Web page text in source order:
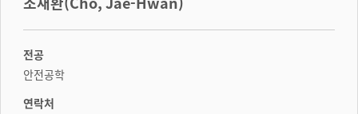
전공
안전공학
연락처